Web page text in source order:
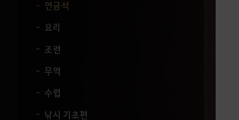
연금석
요리
조련
무역
수렵
낚시 기초편